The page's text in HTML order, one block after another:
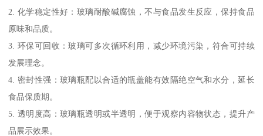
2. 化学稳定性好：玻璃耐酸碱腐蚀，不与食品发生反应，保持食品
原味和品质。
3. 环保可回收：玻璃可多次循环利用，减少环境污染，符合可持续
发展理念。
4. 密封性强：玻璃瓶配以合适的瓶盖能有效隔绝空气和水分，延长
食品保质期。
5. 透明度高：玻璃瓶透明或半透明，便于观察内容物状态，提升产
品展示效果。